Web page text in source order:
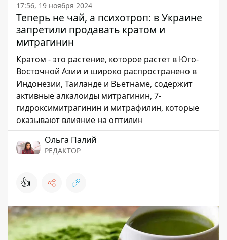
17:56, 19 ноября 2024
Теперь не чай, а психотроп: в Украине
запретили продавать кратом и
митрагинин
Кратом - это растение, которое растет в Юго-
Восточной Азии и широко распространено в
Индонезии, Таиланде и Вьетнаме, содержит
активные алкалоиды митрагинин, 7-
гидроксимитрагинин и митрафилин, которые
оказывают влияние на оптилин
Ольга Палий
РЕДАКТОР
👍